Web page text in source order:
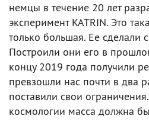
немцы в течение 20 лет
эксперимент KATRIN. Это
только большая. Ее
Построили они его в
концу 2019 года получили
превзошли нас почти в два
поставили свои
космологии масса должна